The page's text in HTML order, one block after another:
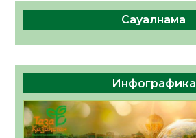
Сауалнама
Инфографика